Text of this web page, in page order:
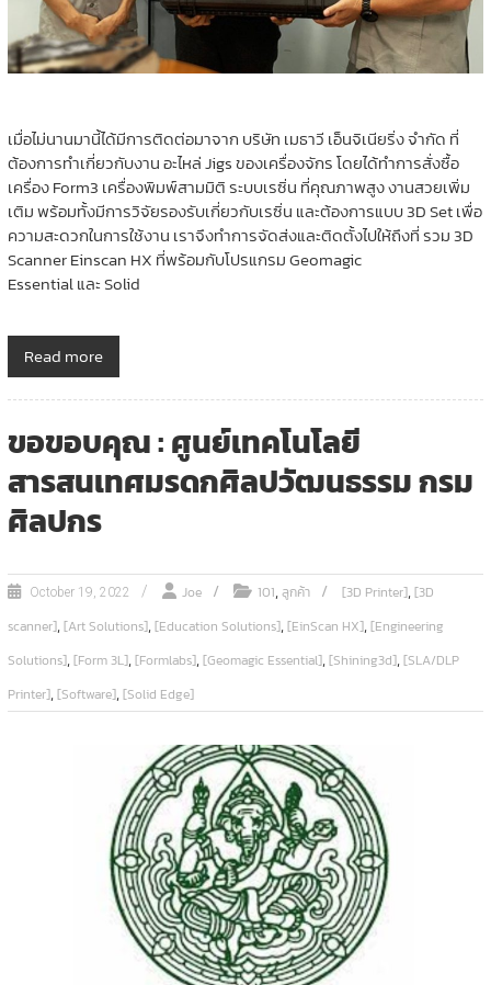
เมื่อไม่นานมานี้ได้มีการติดต่อมาจาก บริษัท เมธาวี เอ็นจิเนียริ่ง จํากัด ที่
ต้องการทำเกี่ยวกับงาน อะไหล่ Jigs ของเครื่องจักร โดยได้ทำการสั่งซื้อ
เครื่อง Form3 เครื่องพิมพ์สามมิติ ระบบเรซิ่น ที่คุณภาพสูง งานสวยเพิ่ม
เติม พร้อมทั้งมีการวิจัยรองรับเกี่ยวกับเรซิ่น และต้องการแบบ 3D Set เพื่อ
ความสะดวกในการใช้งาน เราจึงทำการจัดส่งและติดตั้งไปให้ถึงที่ รวม 3D
Scanner Einscan HX ที่พร้อมกับโปรแกรม Geomagic
Essential และ Solid
Read more
ขอขอบคุณ : ศูนย์เทคโนโลยี
สารสนเทศมรดกศิลปวัฒนธรรม กรม
ศิลปกร
October 19, 2022 Joe 101,ลูกค้า [3D Printer],[3D
scanner],[Art Solutions],[Education Solutions],[EinScan HX],[Engineering
Solutions],[Form 3L],[Formlabs],[Geomagic Essential],[Shining3d],[SLA/DLP
Printer],[Software],[Solid Edge]